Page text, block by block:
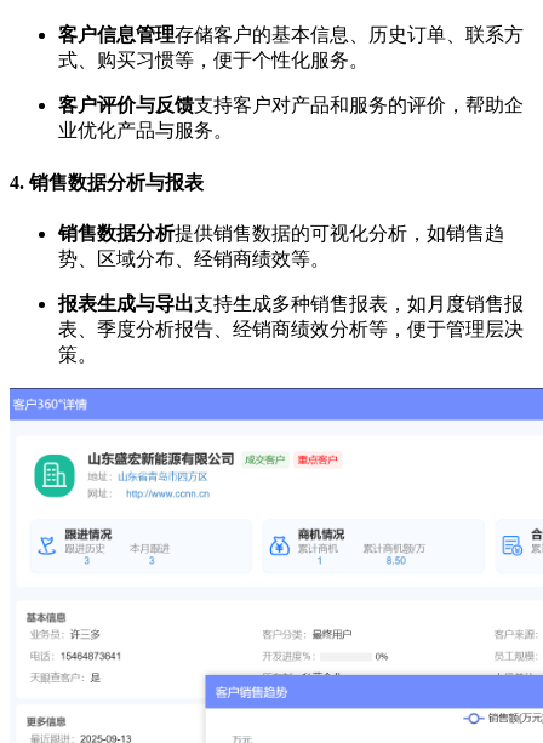
客户信息管理存储客户的基本信息、历史订单、联系方
式、购买习惯等，便于个性化服务。
客户评价与反馈支持客户对产品和服务的评价，帮助企
业优化产品与服务。
4.销售数据分析与报表
销售数据分析提供销售数据的可视化分析，如销售趋
势、区域分布、经销商绩效等。
报表生成与导出支持生成多种销售报表，如月度销售报
表、季度分析报告、经销商绩效分析等，便于管理层决
策。